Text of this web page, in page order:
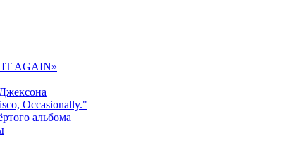
IT AGAIN»
Occasionally."
альбома